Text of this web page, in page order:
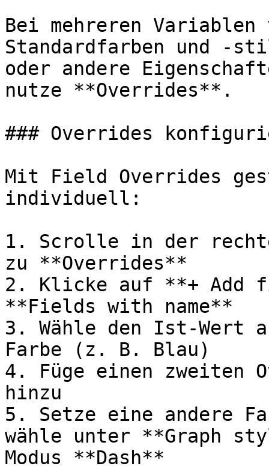
Bei mehreren
Standardfarben und -
oder andere
nutze **Overrides**.
### Overrides
Mit Field Overrides
individuell:
1. Scrolle in der
zu **Overrides**
2. Klicke auf **+ Add
**Fields with name**
3. Wähle den Ist-Wert
Farbe (z. B. Blau)
4. Füge einen zweiten
hinzu
5. Setze eine andere
wähle unter **Graph
Modus **Dash**